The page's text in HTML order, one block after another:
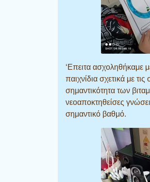
‘Επειτα ασχοληθήκαμε
παιχνίδια σχετικά με
σημαντικότητα των
νεοαποκτηθείσες
σημαντικό βαθμό.